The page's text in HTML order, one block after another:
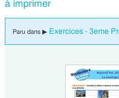
à imprimer
Paru dans ▶ Exercices - 3eme